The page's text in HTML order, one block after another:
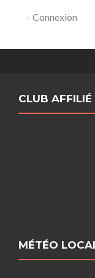
Connexion
CLUB
MÉTÉO